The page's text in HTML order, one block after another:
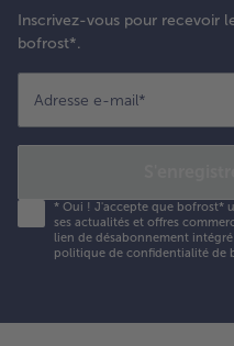
Inscrivez-vous pour recevoir
bofrost*.
Adresse e-mail*
* Oui ! J'accepte que bofrost*
ses actualités et offres
lien de désabonnement
politique de confidentialité de